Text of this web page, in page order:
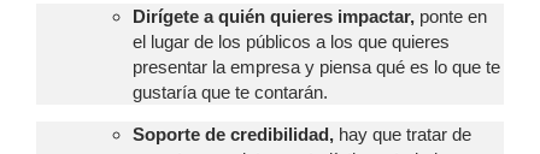
Dirígete a quién quieres impactar, ponte en
el lugar de los públicos a los que quieres
presentar la empresa y piensa qué es lo que te
gustaría que te contarán.
Soporte de credibilidad, hay que tratar de